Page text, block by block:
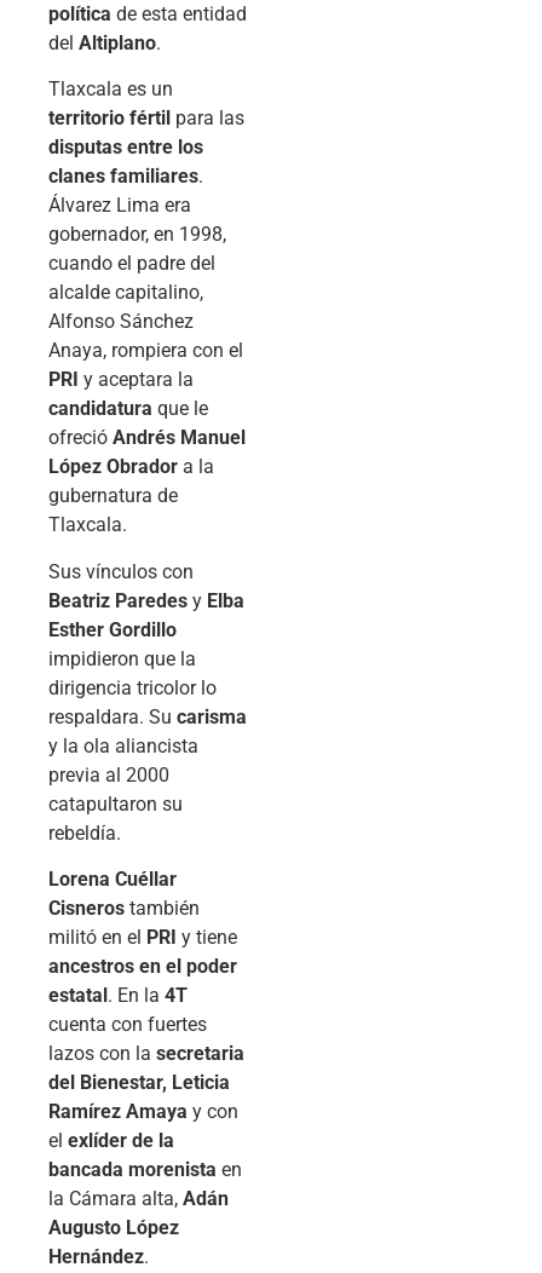
política de esta entidad
del Altiplano.
Tlaxcala es un
territorio fértil para las
disputas entre los
clanes familiares.
Álvarez Lima era
gobernador, en 1998,
cuando el padre del
alcalde capitalino,
Alfonso Sánchez
Anaya, rompiera con el
PRI y aceptara la
candidatura que le
ofreció Andrés Manuel
López Obrador a la
gubernatura de
Tlaxcala.
Sus vínculos con
Beatriz Paredes y Elba
Esther Gordillo
impidieron que la
dirigencia tricolor lo
respaldara. Su carisma
y la ola aliancista
previa al 2000
catapultaron su
rebeldía.
Lorena Cuéllar
Cisneros también
militó en el PRI y tiene
ancestros en el poder
estatal . En la 4T
cuenta con fuertes
lazos con la secretaria
del Bienestar, Leticia
Ramírez Amaya y con
el exlíder de la
bancada morenista en
la Cámara alta, Adán
Augusto López
Hernández.